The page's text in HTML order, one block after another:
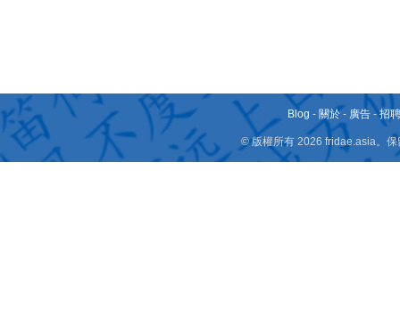
Blog - 關於 - 廣告 -招
© 版權所有 2026 fridae.asia。